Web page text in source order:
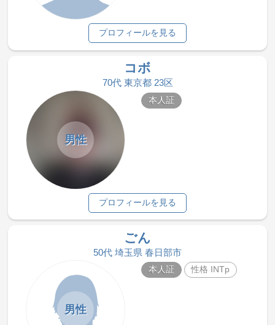
プロフィールを見る
コボ
70代 東京都 23区
男性
本人証
プロフィールを見る
ごん
50代 埼玉県 春日部市
男性
本人証 性格 INTp